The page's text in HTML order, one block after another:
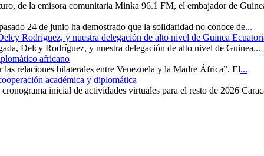
de la emisora comunitaria Minka 96.1 FM, el embajador de
24 de junio ha demostrado que la solidaridad no conoce de...
Rodríguez, y nuestra delegación de alto nivel de Guinea
Delcy Rodríguez, y nuestra delegación de alto nivel de Guinea...
africano
relaciones bilaterales entre Venezuela y la Madre África”. El...
académica y diplomática
inicial de actividades virtuales para el resto de 2026